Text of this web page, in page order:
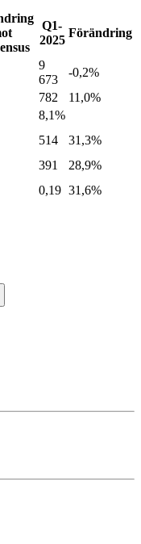
Q1-
2025
Förändring
9
673
-0,2%
782
11,0%
8,1%
514
31,3%
391
28,9%
0,19 31,6%